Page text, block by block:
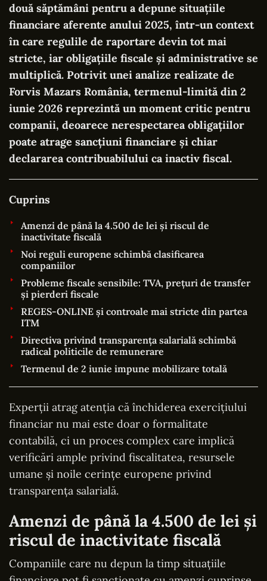
două săptămâni pentru a depune situațiile
financiare aferente anului 2025, într-un context
în care regulile de raportare devin tot mai
stricte, iar obligațiile fiscale și administrative se
multiplică. Potrivit unei analize realizate de
Forvis Mazars România, termenul-limită din 2
iunie 2026 reprezintă un moment critic pentru
companii, deoarece nerespectarea obligațiilor
poate atrage sancțiuni financiare și chiar
declararea contribuabilului ca inactiv fiscal.
Cuprins
Amenzi de până la 4.500 de lei și riscul de
inactivitate fiscală
Noi reguli europene schimbă clasificarea
companiilor
Probleme fiscale sensibile: TVA, prețuri de transfer
și pierderi fiscale
REGES-ONLINE și controale mai stricte din partea
ITM
Directiva privind transparența salarială schimbă
radical politicile de remunerare
Termenul de 2 iunie impune mobilizare totală
Experții atrag atenția că închiderea exercițiului
financiar nu mai este doar o formalitate
contabilă, ci un proces complex care implică
verificări ample privind fiscalitatea, resursele
umane și noile cerințe europene privind
transparența salarială.
Amenzi de până la 4.500 de lei și
riscul de inactivitate fiscală
Companiile care nu depun la timp situațiile